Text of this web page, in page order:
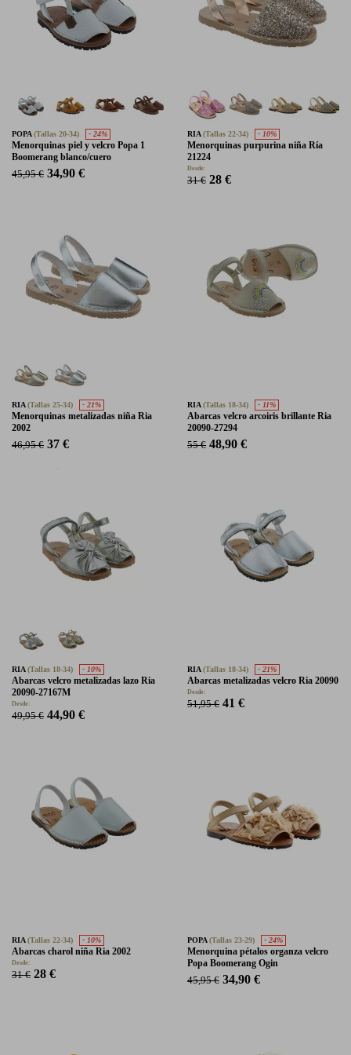
POPA(Tallas 20-34) - 24%
Menorquinas piel y velcro Popa 1
Boomerang blanco/cuero
45,95 € 34,90 €
RIA(Tallas 22-34) - 10%
Menorquinas purpurina niña Ría
21224
Desde:
31 € 28 €
RIA(Tallas 25-34) - 21%
Menorquinas metalizadas niña Ria
2002
46,95 € 37 €
RIA(Tallas 18-34) - 11%
Abarcas velcro arcoiris brillante Ria
20090-27294
55 € 48,90 €
RIA(Tallas 18-34) - 10%
Abarcas velcro metalizadas lazo Ria
20090-27167M
Desde:
49,95 € 44,90 €
RIA(Tallas 18-34) - 21%
Abarcas metalizadas velcro Ria 20090
Desde:
51,95 € 41 €
RIA(Tallas 22-34) - 10%
Abarcas charol niña Ria 2002
Desde:
31 € 28 €
POPA(Tallas 23-29) - 24%
Menorquina pétalos organza velcro
Popa Boomerang Ogin
45,95 € 34,90 €